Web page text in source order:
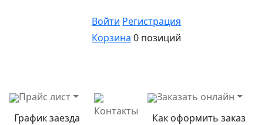
Войти Регистрация
Корзина 0 позиций
Прайс лист
График заезда
Контакты
Заказать онлайн
Как оформить заказ